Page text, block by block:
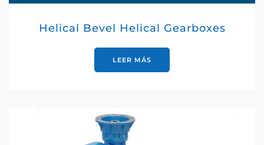
Helical Bevel Helical Gearboxes
LEER MÁS